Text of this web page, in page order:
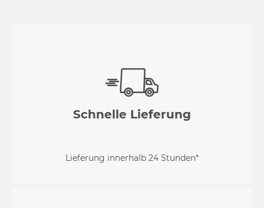
Schnelle Lieferung
Lieferung innerhalb 24 Stunden*